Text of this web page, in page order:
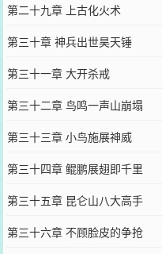
第二十九章 上古化火术
第三十章 神兵出世昊天锤
第三十一章 大开杀戒
第三十二章 鸟鸣一声山崩塌
第三十三章 小鸟施展神威
第三十四章 鲲鹏展翅即千里
第三十五章 昆仑山八大高手
第三十六章 不顾脸皮的争抢